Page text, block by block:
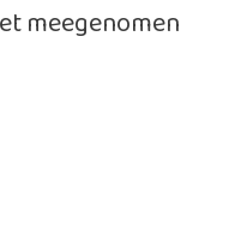
meegenomen